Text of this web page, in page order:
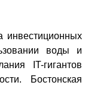
инвестиционных
воды и
IT-гигантов
Бостонская